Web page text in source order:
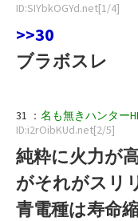
ID:SIYbkOGYd.net[1/4]
>>30
ブラボスレ
31 ： 名も無きハンター
ID:i2rOibKUd.net[2/5]
純粋に火力が
がそれがスリ
青電種は寿命